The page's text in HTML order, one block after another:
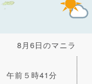
8月6日のマニラ
午前５時41分